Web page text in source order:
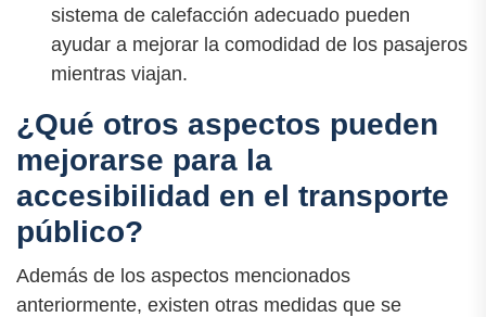
sistema de calefacción adecuado pueden
ayudar a mejorar la comodidad de los pasajeros
mientras viajan.
¿Qué otros aspectos pueden
mejorarse para la
accesibilidad en el transporte
público?
Además de los aspectos mencionados
anteriormente, existen otras medidas que se